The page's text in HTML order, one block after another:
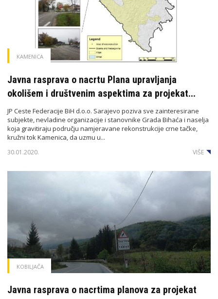
KAMENICA
Javna rasprava o nacrtu Plana upravljanja
okolišem i društvenim aspektima za projekat...
JP Ceste Federacije BiH d.o.o. Sarajevo poziva sve zainteresirane
subjekte, nevladine organizacije i stanovnike Grada Bihaća i naselja
koja gravitiraju području namjeravane rekonstrukcije crne tačke,
kružni tok Kamenica, da uzmu u...
30.01.2020. VIŠE
KOBILJAČA
Javna rasprava o nacrtima planova za projekat